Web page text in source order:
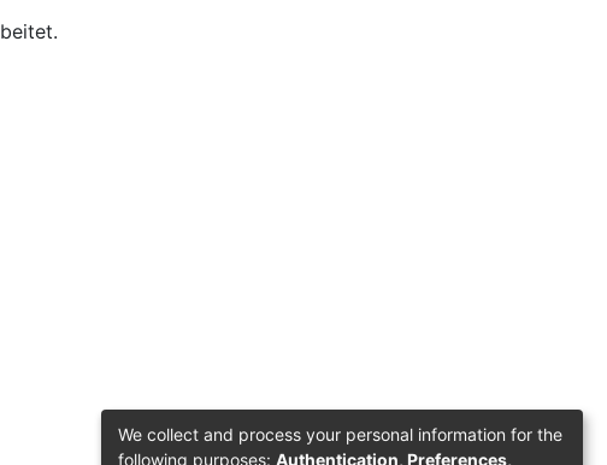
We collect and process your personal information for the
following purposes: Authentication, Preferences,